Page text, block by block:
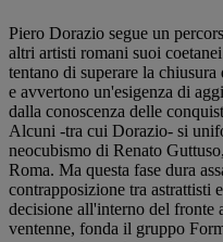
Piero Dorazio segue un
altri artisti romani suoi
tentano di superare la
e avvertono un'esigenza di
dalla conoscenza delle
Alcuni -tra cui Dorazio- si
neocubismo di Renato
Roma. Ma questa fase dura
contrapposizione tra astrattisti
decisione all'interno del fronte
ventenne, fonda il gruppo